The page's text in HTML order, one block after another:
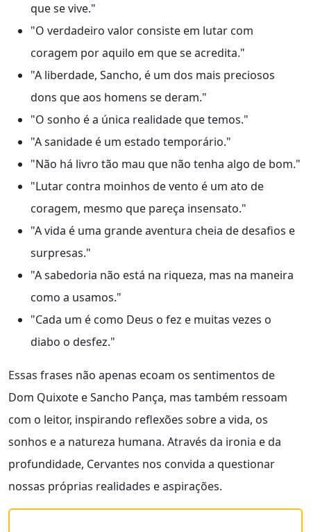
que se vive."
"O verdadeiro valor consiste em lutar com
coragem por aquilo em que se acredita."
"A liberdade, Sancho, é um dos mais preciosos
dons que aos homens se deram."
"O sonho é a única realidade que temos."
"A sanidade é um estado temporário."
"Não há livro tão mau que não tenha algo de bom."
"Lutar contra moinhos de vento é um ato de
coragem, mesmo que pareça insensato."
"A vida é uma grande aventura cheia de desafios e
surpresas."
"A sabedoria não está na riqueza, mas na maneira
como a usamos."
"Cada um é como Deus o fez e muitas vezes o
diabo o desfez."
Essas frases não apenas ecoam os sentimentos de
Dom Quixote e Sancho Pança, mas também ressoam
com o leitor, inspirando reflexões sobre a vida, os
sonhos e a natureza humana. Através da ironia e da
profundidade, Cervantes nos convida a questionar
nossas próprias realidades e aspirações.